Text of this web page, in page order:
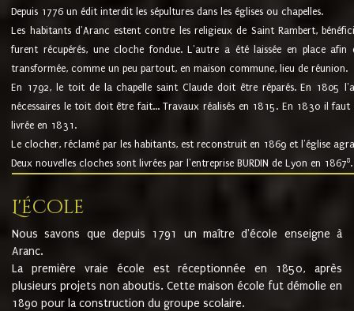
Depuis 1776 un édit interdit les sépultures dans les églises ou chapelles.
Les habitants d'Aranc estent contre les religieux de Saint Rambert,
furent récupérés, une cloche fondue. L'autre a été laissée en place
transformée, comme un peu partout, en maison commune, lieu de réunion.
En 1792, le toit de la chapelle saint Claude doit être réparés. En 1805
nécessaires le toit doit être fait... Travaux réalisés en 1815. En 1830 il
livrée en 1831.
Le clocher, réclamé par les habitants, est reconstruit en 1869 et l'église
Deux nouvelles cloches sont livrées par l'entreprise BURDIN de Lyon en 18678.
L'école
Nous savons que depuis 1791 un maître d'école enseigne à
Aranc.
La première vraie école est réceptionnée en 1850, après
plusieurs projets non aboutis. Cette maison école fut démolie en
1890 pour la construction du groupe scolaire.